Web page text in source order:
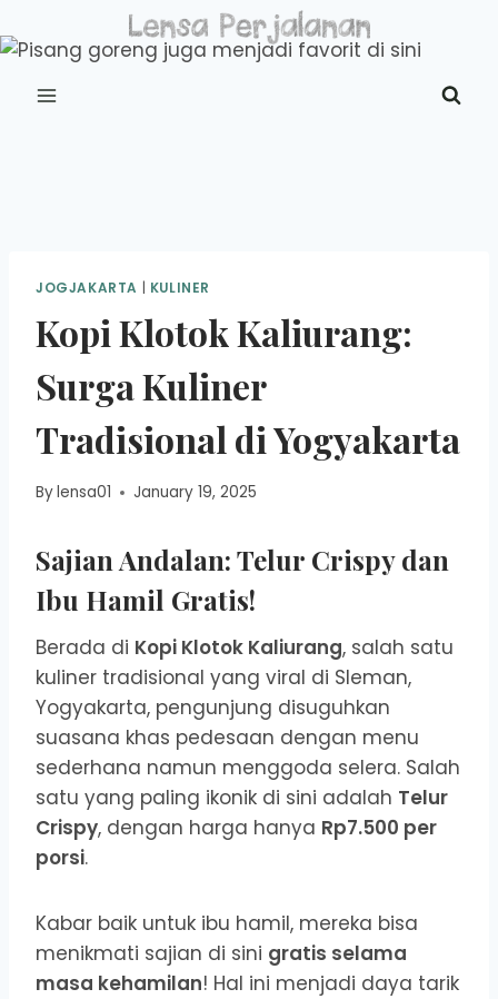
to
JOGJAKARTA | KULINER
Kopi Klotok Kaliurang:
Surga Kuliner
Tradisional di Yogyakarta
Bylensa01 January 19, 2025
Sajian Andalan: Telur Crispy dan
Ibu Hamil Gratis!
Berada di Kopi Klotok Kaliurang, salah satu
kuliner tradisional yang viral di Sleman,
Yogyakarta, pengunjung disuguhkan
suasana khas pedesaan dengan menu
sederhana namun menggoda selera. Salah
satu yang paling ikonik di sini adalah Telur
Crispy, dengan harga hanya Rp7.500 per
porsi.
Kabar baik untuk ibu hamil, mereka bisa
menikmati sajian di sini gratis selama
masa kehamilan! Hal ini menjadi daya tarik